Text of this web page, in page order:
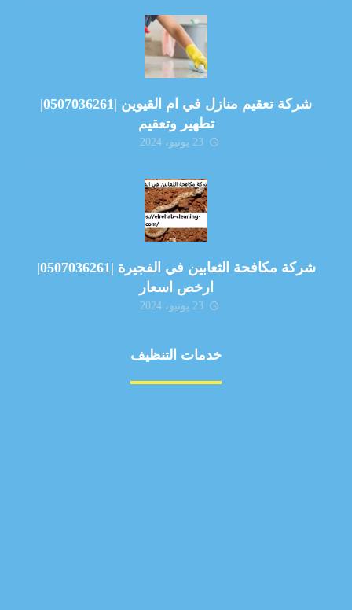
شركة تعقيم منازل في ام القيوين |0507036261|
تطهير وتعقيم
23 يونيو، 2024
شركة مكافحة الثعابين في الفجيرة |0507036261|
ارخص اسعار
23 يونيو، 2024
خدمات التنظيف